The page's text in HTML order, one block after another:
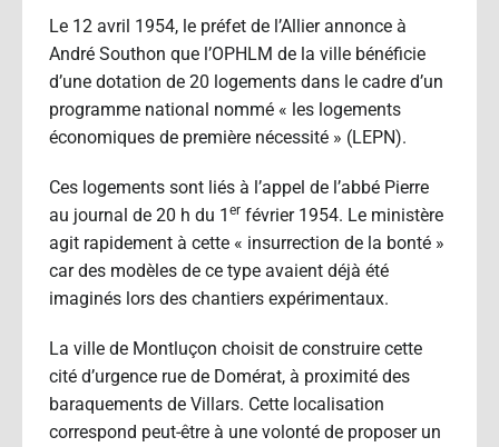
Le 12 avril 1954, le préfet de l’Allier annonce à
André Southon que l’OPHLM de la ville bénéficie
d’une dotation de 20 logements dans le cadre d’un
programme national nommé « les logements
économiques de première nécessité » (LEPN).
Ces logements sont liés à l’appel de l’abbé Pierre
au journal de 20 h du 1 er février 1954. Le ministère
agit rapidement à cette « insurrection de la bonté »
car des modèles de ce type avaient déjà été
imaginés lors des chantiers expérimentaux.
La ville de Montluçon choisit de construire cette
cité d’urgence rue de Domérat, à proximité des
baraquements de Villars. Cette localisation
correspond peut-être à une volonté de proposer un